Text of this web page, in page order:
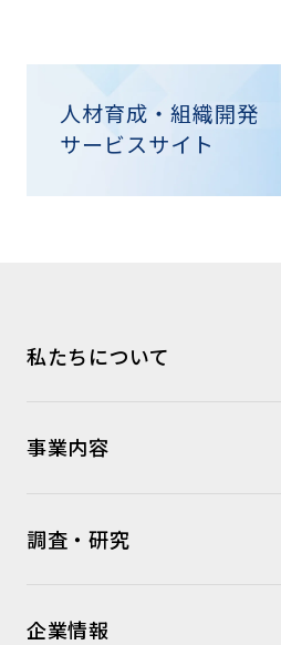
人材育成・組織開発
サービスサイト
私たちについて
事業内容
調査・研究
企業情報